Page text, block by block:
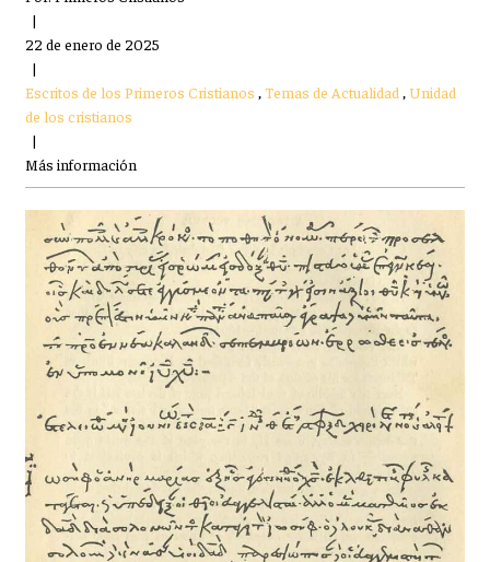
|
22 de enero de 2025
|
Escritos de los Primeros Cristianos ,Temas de Actualidad ,Unidad
de los cristianos
|
Más información